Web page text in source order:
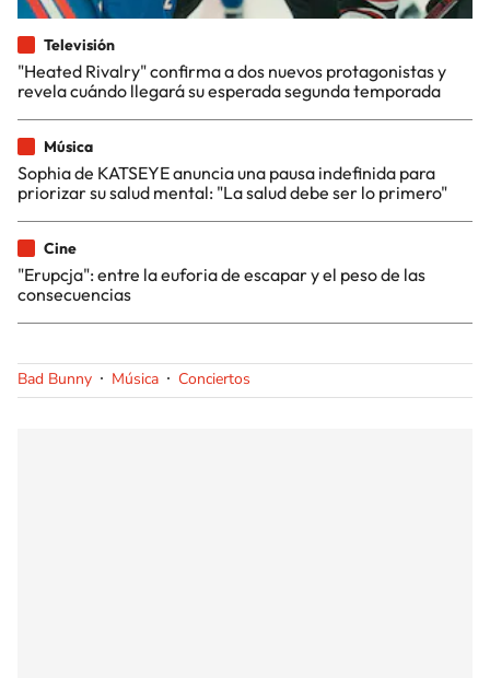
Televisión
"Heated Rivalry" confirma a dos nuevos protagonistas y
revela cuándo llegará su esperada segunda temporada
Música
Sophia de KATSEYE anuncia una pausa indefinida para
priorizar su salud mental: "La salud debe ser lo primero"
Cine
"Erupcja": entre la euforia de escapar y el peso de las
consecuencias
Bad Bunny Música Conciertos